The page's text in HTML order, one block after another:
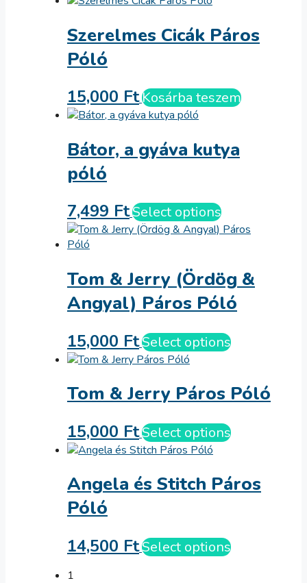
Szerelmes Cicák Páros
Póló
15,000 FtKosárba teszem
Bátor, a gyáva kutya
póló
7,499 FtSelect options
Tom & Jerry (Ördög &
Angyal) Páros Póló
15,000 FtSelect options
Tom & Jerry Páros Póló
15,000 FtSelect options
Angela és Stitch Páros
Póló
14,500 FtSelect options
1